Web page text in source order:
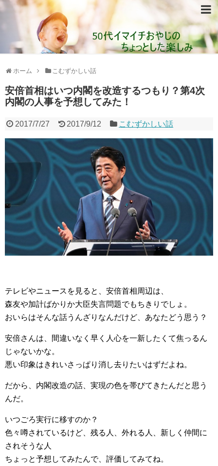
ホーム こむずかしい話
安倍首相はいつ内閣を改造するつもり？第4次
内閣の人事を予想してみた！
2017/7/27 2017/9/12 こむずかしい話
テレビやニュースを見ると、安倍首相周辺は、
森友や加計ばかりか大臣失言問題でもちきりでしょ。
おいらはそんな話うんざりなんだけど、あなたどう思う？
安倍さんは、間違いなく早く人心を一新したくて焦っるん
じゃないかな。
悪い印象はきれいさっぱり消し去りたいはずだよね。
だから、内閣改造の話、実現の色を帯びてきたんだと思う
んだ。
いつごろ実行に移すのか？
色々噂されているけど、残る人、外れる人、新しく仲間に
されそうな人
ちょっと予想してみたんで、評価してみてね。